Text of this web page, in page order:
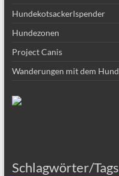
Hundekotsackerlspender
Hundezonen
Project Canis
Wanderungen mit dem Hund
Schlagwörter/Tags